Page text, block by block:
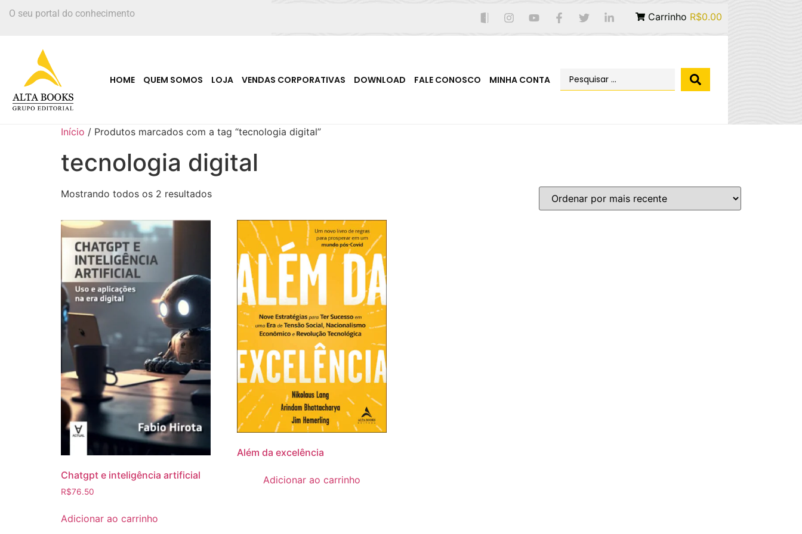
O seu portal do conhecimento Carrinho R$0.00
HOME QUEM SOMOS LOJA VENDAS CORPORATIVAS DOWNLOAD FALE CONOSCO MINHA CONTA
Início / Produtos marcados com a tag “tecnologia digital”
tecnologia digital
Mostrando todos os 2 resultados
Chatgpt e inteligência artificial
R$76.50
Adicionar ao carrinho
Além da excelência
Adicionar ao carrinho